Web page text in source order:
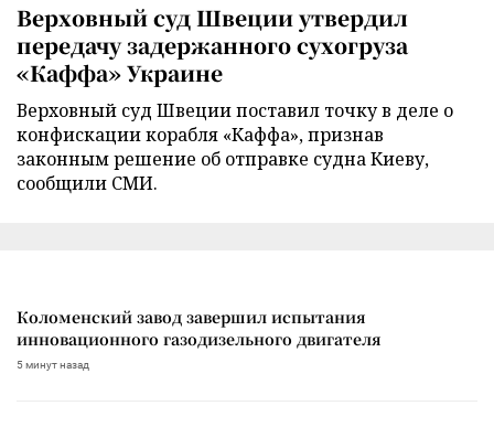
Верховный суд Швеции утвердил
передачу задержанного сухогруза
«Каффа» Украине
Верховный суд Швеции поставил точку в деле о
конфискации корабля «Каффа», признав
законным решение об отправке судна Киеву,
сообщили СМИ.
Коломенский завод завершил испытания
инновационного газодизельного двигателя
5 минут назад